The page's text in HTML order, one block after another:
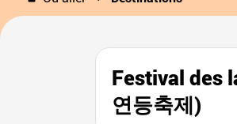
Festival des
연등축제)